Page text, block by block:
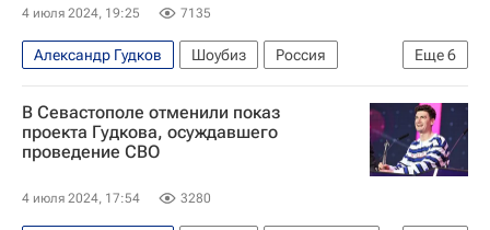
4 июля 2024, 19:25 7135
Еще6
Александр Гудков Шоубиз
Россия
Александр Хинштейн
Юрий Швыткин
Вооруженные силы Украины
Госдума РФ
Киномакс
Общество
В Севастополе отменили показ
проекта Гудкова, осуждавшего
проведение СВО
4 июля 2024, 17:54 3280